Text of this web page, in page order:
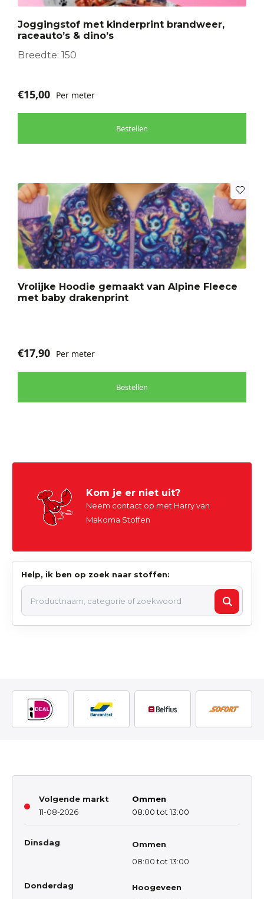
Joggingstof met kinderprint brandweer,
raceauto’s & dino’s
Breedte: 150
€15,00 Per meter
Bestellen
kan
gekozen
worden
productpagina
Vrolijke Hoodie gemaakt van Alpine Fleece
met baby drakenprint
€17,90 Per meter
Bestellen
Kom je er niet uit?
Neem contact op met Harry van
Makoma Stoffen
Help, ik ben op zoek naar stoffen:
Volgende markt
11-08-2026
Ommen
08:00 tot 13:00
Dinsdag
Ommen
08:00 tot 13:00
Donderdag
Hoogeveen